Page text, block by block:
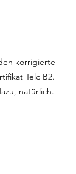
korrigierte
Telc B2.
natürlich.